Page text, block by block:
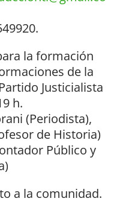
la formación
de la
Justicialista
h.
(Periodista),
de Historia)
Público y
a la comunidad.